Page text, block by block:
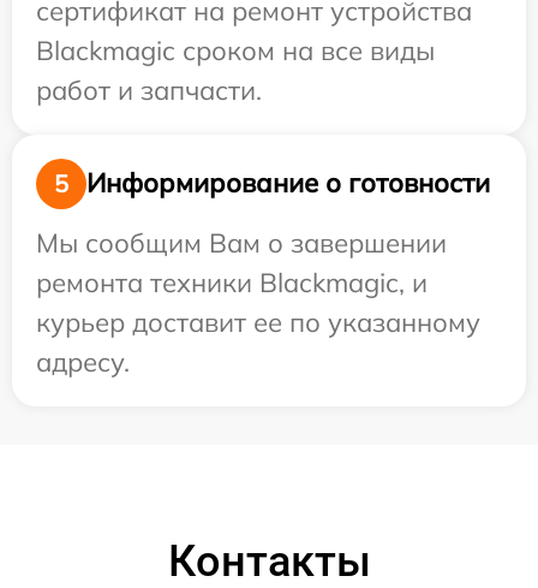
сертификат на ремонт устройства
Blackmagic сроком на все виды
работ и запчасти.
5
Информирование о готовности
Мы сообщим Вам о завершении
ремонта техники Blackmagic, и
курьер доставит ее по указанному
адресу.
Контакты